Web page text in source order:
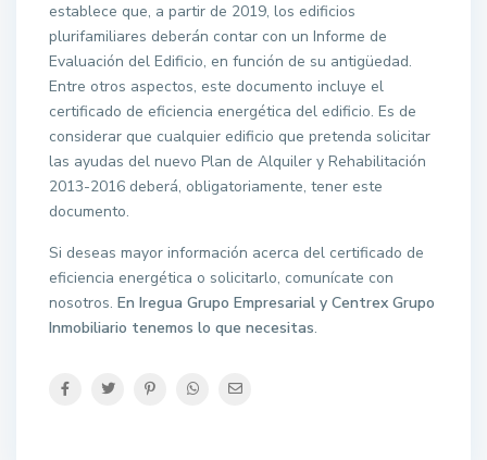
establece que, a partir de 2019, los edificios
plurifamiliares deberán contar con un Informe de
Evaluación del Edificio, en función de su antigüedad.
Entre otros aspectos, este documento incluye el
certificado de eficiencia energética del edificio. Es de
considerar que cualquier edificio que pretenda solicitar
las ayudas del nuevo Plan de Alquiler y Rehabilitación
2013-2016 deberá, obligatoriamente, tener este
documento.
Si deseas mayor información acerca del certificado de
eficiencia energética o solicitarlo, comunícate con
nosotros.En Iregua Grupo Empresarial y Centrex Grupo
Inmobiliario tenemos lo que necesitas.